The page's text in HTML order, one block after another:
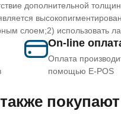
дополнительной
слоем;2) использовать
On-line
Оплата
помощью E-POS
покупают